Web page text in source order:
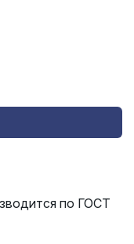
по ГОСТ